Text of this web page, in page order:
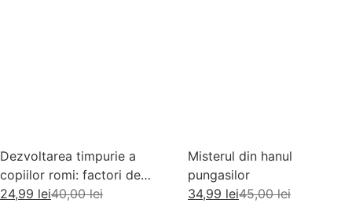
Dezvoltarea timpurie a
copiilor romi: factori de
risc si factori de protectie
40,00lei
24,99 lei
Misterul din hanul
pungasilor
45,00lei
34,99 lei